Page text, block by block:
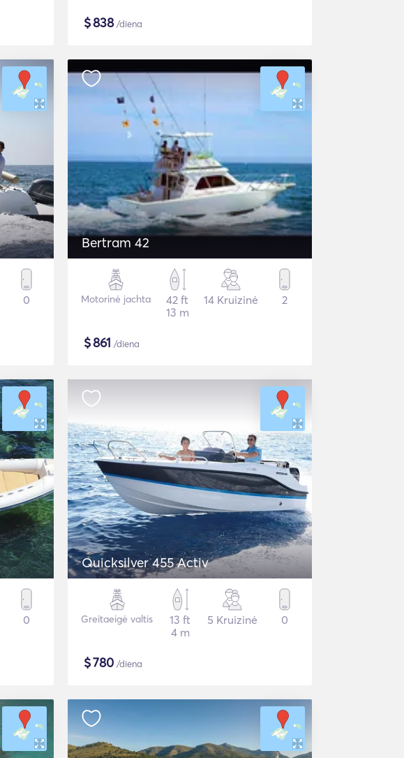
$838/diena
0
Bertram 42
Motorinė jachta
42 ft
13 m
14 Kruizinė 2
$861 /diena
0
Quicksilver 455 Activ
Greitaeigė valtis
13 ft
4 m
5 Kruizinė 0
$780 /diena